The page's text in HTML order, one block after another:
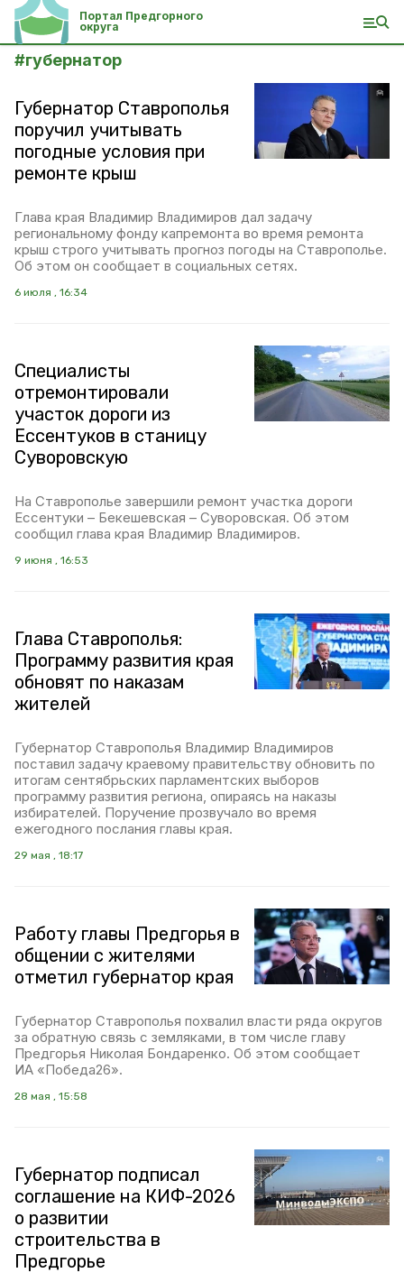
Портал Предгорного
округа
#губернатор
Губернатор Ставрополья
поручил учитывать
погодные условия при
ремонте крыш
Глава края Владимир Владимиров дал задачу
региональному фонду капремонта во время ремонта
крыш строго учитывать прогноз погоды на Ставрополье.
Об этом он сообщает в социальных сетях.
6 июля , 16:34
Специалисты
отремонтировали
участок дороги из
Ессентуков в станицу
Суворовскую
На Ставрополье завершили ремонт участка дороги
Ессентуки – Бекешевская – Суворовская. Об этом
сообщил глава края Владимир Владимиров.
9 июня , 16:53
Глава Ставрополья:
Программу развития края
обновят по наказам
жителей
Губернатор Ставрополья Владимир Владимиров
поставил задачу краевому правительству обновить по
итогам сентябрьских парламентских выборов
программу развития региона, опираясь на наказы
избирателей. Поручение прозвучало во время
ежегодного послания главы края.
29 мая , 18:17
Работу главы Предгорья в
общении с жителями
отметил губернатор края
Губернатор Ставрополья похвалил власти ряда округов
за обратную связь с земляками, в том числе главу
Предгорья Николая Бондаренко. Об этом сообщает
ИА «Победа26».
28 мая , 15:58
Губернатор подписал
соглашение на КИФ-2026
о развитии
строительства в
Предгорье